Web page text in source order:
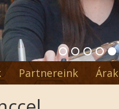
Partnereink Árak